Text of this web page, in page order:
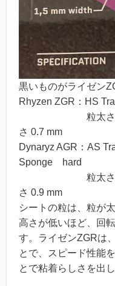
黒いものがライゼン
Rhyzen ZGR：HS
粒太さ 1.5 mm
さ 0.7 mm
Dynaryz AGR：AS
Sponge hard
粒太さ 1.7 mm
さ 0.9 mm
シートの粒は、粒が
高さが低いほど、回
す。ライゼンZGRは
とで、スピード性能
とで粘着らしさを出